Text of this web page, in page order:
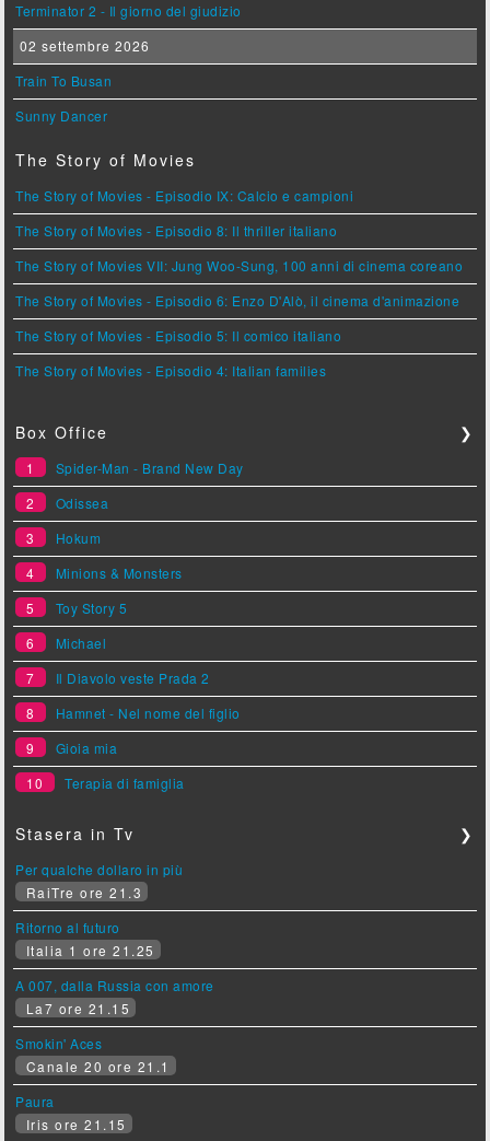
Terminator 2 - Il giorno del giudizio
02 settembre 2026
Train To Busan
Sunny Dancer
The Story of Movies
The Story of Movies - Episodio IX: Calcio e campioni
The Story of Movies - Episodio 8: Il thriller italiano
The Story of Movies VII: Jung Woo-Sung, 100 anni di cinema coreano
The Story of Movies - Episodio 6: Enzo D'Alò, il cinema d'animazione
The Story of Movies - Episodio 5: Il comico italiano
The Story of Movies - Episodio 4: Italian families
Box Office ❯
1
Spider-Man - Brand New Day
2
Odissea
3
Hokum
4
Minions & Monsters
5
Toy Story 5
6
Michael
7
Il Diavolo veste Prada 2
8
Hamnet - Nel nome del figlio
9
Gioia mia
10
Terapia di famiglia
Stasera in Tv ❯
Per qualche dollaro in più
RaiTre ore 21.3
Ritorno al futuro
Italia 1 ore 21.25
A 007, dalla Russia con amore
La7 ore 21.15
Smokin' Aces
Canale 20 ore 21.1
Paura
Iris ore 21.15